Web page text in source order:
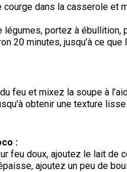
dans la casserole et
légumes, portez à ébullition,
20 minutes, jusqu’à ce que
feu et mixez la soupe à
obtenir une texture
:
feu doux, ajoutez le lait de
ajoutez un peu de